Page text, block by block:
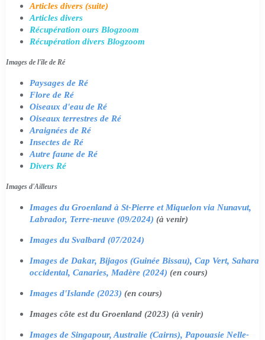
Articles divers (suite)
Articles divers
Récupération ours Blogzoom
Récupération divers Blogzoom
Images de l'île de Ré
Paysages de Ré
Flore de Ré
Oiseaux d'eau de Ré
Oiseaux terrestres de Ré
Araignées de Ré
Insectes de Ré
Autre faune de Ré
Divers Ré
Images d'Ailleurs
Images du Groenland à St-Pierre et Miquelon via Nunavut,
Labrador, Terre-neuve (09/2024) (à venir)
Images du Svalbard (07/2024)
Images de Dakar, Bijagos (Guinée Bissau), Cap Vert, Sahara
occidental, Canaries, Madère (2024) (en cours)
Images d'Islande (2023) (en cours)
Images côte est du Groenland (2023) (à venir)
Images de Singapour, Australie (Cairns), Papouasie Nelle-